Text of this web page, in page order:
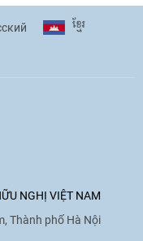
ខ្មែរ
NGHỊ VIỆT NAM
Thành phố Hà Nội